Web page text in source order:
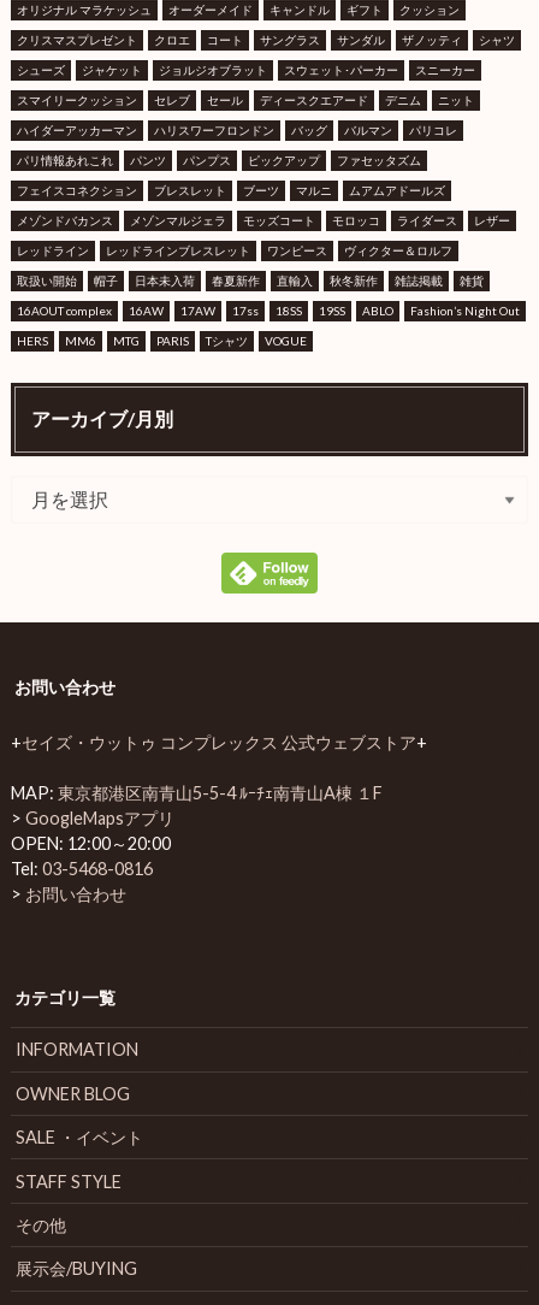
オリジナル マラケッシュ オーダーメイド キャンドル ギフト クッション
クリスマスプレゼント クロエ コート サングラス サンダル ザノッティ シャツ
シューズ ジャケット ジョルジオブラット スウェット･パーカー スニーカー
スマイリークッション セレブ セール ディースクエアード デニム ニット
ハイダーアッカーマン ハリスワーフロンドン バッグ バルマン パリコレ
パリ情報あれこれ パンツ パンプス ピックアップ ファセッタズム
フェイスコネクション ブレスレット ブーツ マルニ ムアムアドールズ
メゾンドバカンス メゾンマルジェラ モッズコート モロッコ ライダース レザー
レッドライン レッドラインブレスレット ワンピース ヴィクター＆ロルフ
取扱い開始 帽子 日本未入荷 春夏新作 直輸入 秋冬新作 雑誌掲載 雑貨
16AOUT complex 16AW 17AW 17ss 18SS 19SS ABLO Fashion’s Night Out
HERS MM6 MTG PARIS Tシャツ VOGUE
アーカイブ/月別
お問い合わせ
+セイズ・ウットゥ コンプレックス 公式ウェブストア+
MAP: 東京都港区南青山5-5-4 ﾙｰﾁｪ南青山A棟 １F
> GoogleMapsアプリ
OPEN: 12:00～20:00
Tel: 03-5468-0816
> お問い合わせ
カテゴリ一覧
INFORMATION
OWNER BLOG
SALE ・イベント
STAFF STYLE
その他
展示会/BUYING